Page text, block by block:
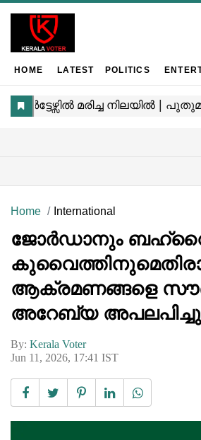
HOME LATEST POLITICS
Home International
ജോർഡാനും
ആക്രമണങ്ങളെ
അറേബ്യ അപലപിച്ചു
By: Kerala Voter
Jun 11, 2026, 17:41 IST